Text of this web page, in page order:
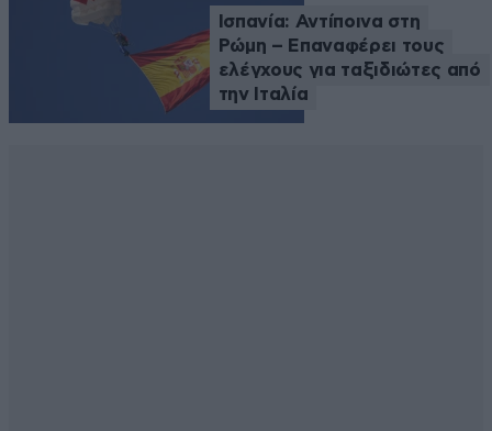
Ισπανία: Αντίποινα στη
Ρώμη – Επαναφέρει τους
ελέγχους για ταξιδιώτες από
την Ιταλία